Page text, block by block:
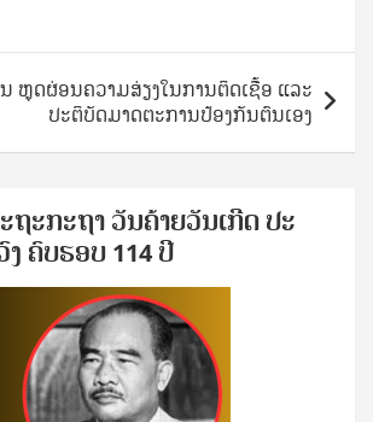
ຫຼຸດຜ່ອນຄວາມສ່ຽງໃນການຕິດເຊື້ອ ແລະ
ປະຕິບັດມາດຕະການປ້ອງກັນຕົນເອງ
ຖະ​ກະ​ຖ​າ ວັນ​ຄ້າຍ​ວັນ​ເກີດ ປ​ະ​
ຄົບ​ຮອບ 114 ປີ